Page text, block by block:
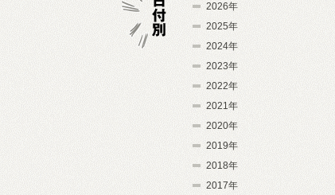
2026年
2025年
2024年
2023年
2022年
2021年
2020年
2019年
2018年
2017年